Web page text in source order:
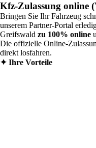
Kfz-Zulassung online
Bringen Sie Ihr Fahrzeug
unserem Partner-Portal
Greifswald zu 100% online
Die offizielle Online-
direkt losfahren.
✦ Ihre Vorteile